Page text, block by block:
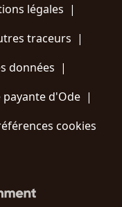
légales |
traceurs |
données |
d'Ode |
cookies